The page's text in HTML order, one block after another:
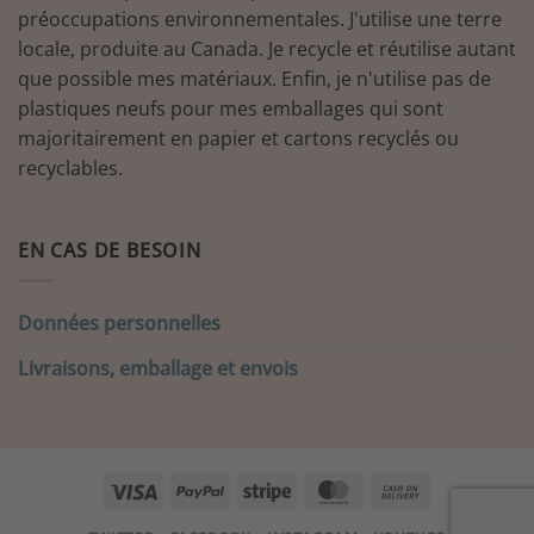
préoccupations environnementales. J'utilise une terre
locale, produite au Canada. Je recycle et réutilise autant
que possible mes matériaux. Enfin, je n'utilise pas de
plastiques neufs pour mes emballages qui sont
majoritairement en papier et cartons recyclés ou
recyclables.
EN CAS DE BESOIN
Données personnelles
Livraisons, emballage et envois
Visa PayPal Stripe MasterCard